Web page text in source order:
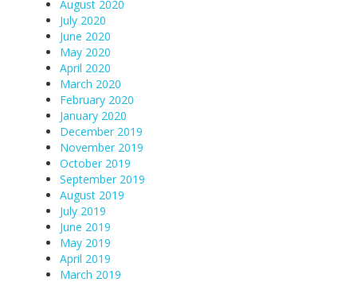
August 2020
July 2020
June 2020
May 2020
April 2020
March 2020
February 2020
January 2020
December 2019
November 2019
October 2019
September 2019
August 2019
July 2019
June 2019
May 2019
April 2019
March 2019